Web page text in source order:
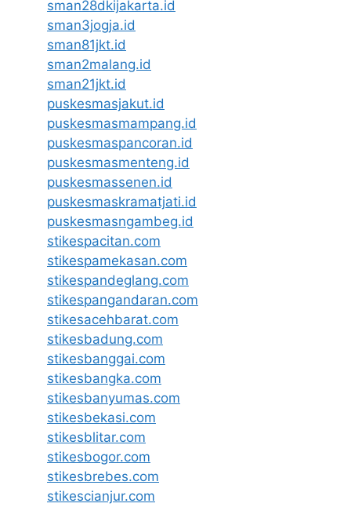
sman28dkijakarta.id
sman3jogja.id
sman81jkt.id
sman2malang.id
sman21jkt.id
puskesmasjakut.id
puskesmasmampang.id
puskesmaspancoran.id
puskesmasmenteng.id
puskesmassenen.id
puskesmaskramatjati.id
puskesmasngambeg.id
stikespacitan.com
stikespamekasan.com
stikespandeglang.com
stikespangandaran.com
stikesacehbarat.com
stikesbadung.com
stikesbanggai.com
stikesbangka.com
stikesbanyumas.com
stikesbekasi.com
stikesblitar.com
stikesbogor.com
stikesbrebes.com
stikescianjur.com